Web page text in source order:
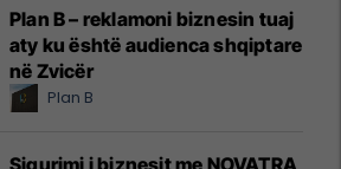
Plan B – reklamoni biznesin tuaj
aty ku është audienca shqiptare
në Zvicër
Plan B
Sigurimi i biznesit me NOVATRA